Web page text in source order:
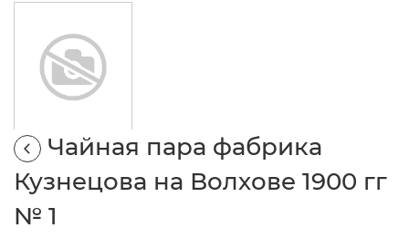
Чайная пара фабрика
Кузнецова на Волхове 1900 гг
№ 1